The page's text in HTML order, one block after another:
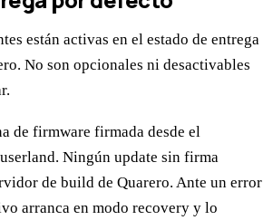
están activas en el estado de entrega
No son opcionales ni desactivables
de firmware firmada desde el
Ningún update sin firma
de build de Quarero. Ante un error
arranca en modo recovery y lo